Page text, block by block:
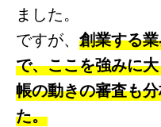
ました。
ですが、 創業する
で、ここを強みに
帳の動きの審査も
た。